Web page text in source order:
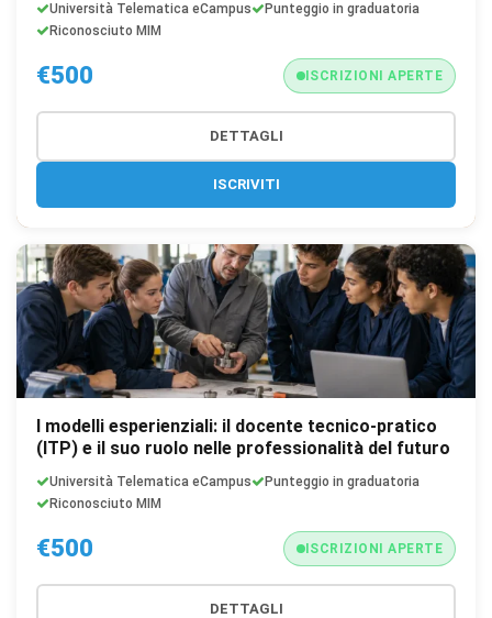
Università Telematica eCampus
Punteggio in graduatoria
Riconosciuto MIM
€500 ISCRIZIONI APERTE
DETTAGLI
ISCRIVITI
I modelli esperienziali: il docente tecnico-pratico
(ITP) e il suo ruolo nelle professionalità del futuro
Università Telematica eCampus
Punteggio in graduatoria
Riconosciuto MIM
€500 ISCRIZIONI APERTE
DETTAGLI